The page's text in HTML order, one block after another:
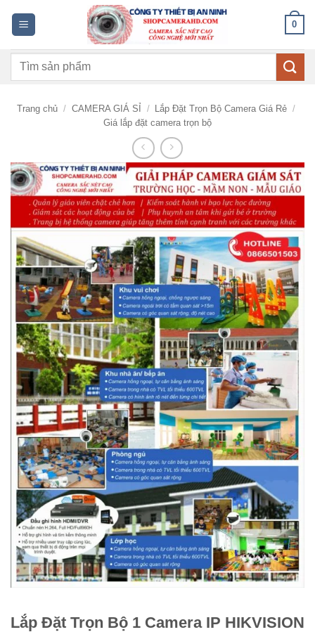
dung
0
Tìm
Trang chủ / CAMERA GIÁ SỈ / Lắp Đặt Trọn Bộ Camera Giá Rẻ /
Giá lắp đặt camera trọn bộ
Lắp Đặt Trọn Bộ 1 Camera IP HIKVISION